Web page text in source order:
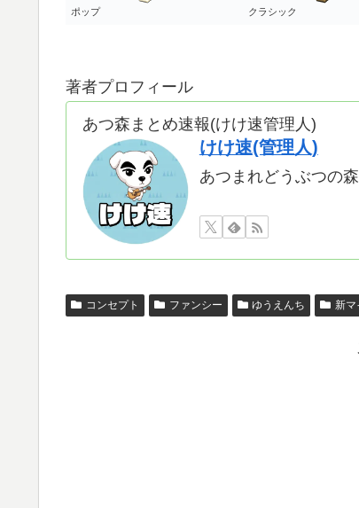
ポップ クラシック
著者プロフィール
あつ森まとめ速報(けけ速管理人)
けけ速(管理人)
あつまれどうぶつの
コンセプト ファンシー ゆうえんち 新